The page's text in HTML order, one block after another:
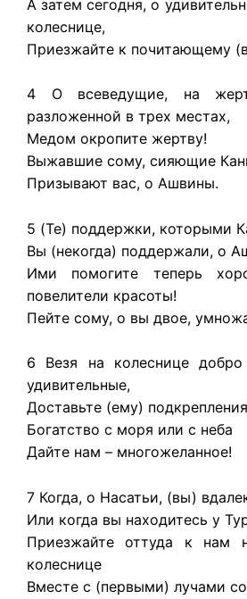
А затем сегодня, о
колеснице,
Приезжайте к почитающему
4 О всеведущие, на
разложенной в трех местах,
Медом окропите жертву!
Выжавшие сому, сияющие
Призывают вас, о Ашвины.
5 (Те) поддержки, которыми
Вы (некогда) поддержали, о
Ими помогите теперь
повелители красоты!
Пейте сому, о вы двое,
6 Везя на колеснице
удивительные,
Доставьте (ему)
Богатство с моря или с неба
Дайте нам – многожеланное!
7 Когда, о Насатьи, (вы)
Или когда вы находитесь у
Приезжайте оттуда к нам
колеснице
Вместе с (первыми) лучами